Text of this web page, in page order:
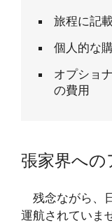
旅程に記
個人的な
オプショ
の費用
張家界へ
残念ながら、
運航されていま